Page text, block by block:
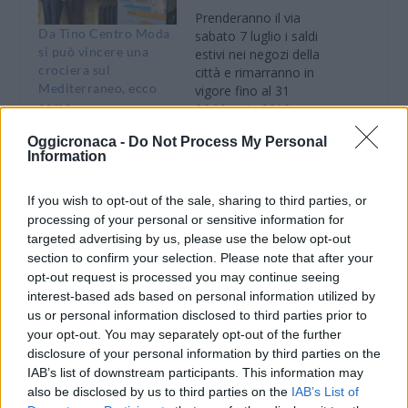
Oggicronaca - Do Not Process My Personal
Information
If you wish to opt-out of the sale, sharing to third parties, or
processing of your personal or sensitive information for
targeted advertising by us, please use the below opt-out
section to confirm your selection. Please note that after your
opt-out request is processed you may continue seeing
interest-based ads based on personal information utilized by
us or personal information disclosed to third parties prior to
your opt-out. You may separately opt-out of the further
disclosure of your personal information by third parties on the
IAB’s list of downstream participants. This information may
also be disclosed by us to third parties on the IAB’s List of
Da Tino Centro Moda
si può vincere una
crociera sul
Mediterraneo, ecco
come
26 Febbraio 2023
In "Tortonese"
Prenderanno il via
sabato 7 luglio i saldi
estivi nei negozi della
città e rimarranno in
vigore fino al 31
agosto. I saldi
settimane pari a 56
stata affissa ieri
all’Albo Pretorio. Il
Comune ha disposto
che nei 30 giorni…
26 Maggio 2012
In Piemonte i saldi
estivi iniziano il 6
luglio
29 Maggio 2023
In "Novi-Acqui-Ovada"